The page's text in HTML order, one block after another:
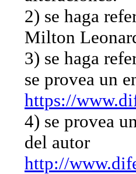
2) se haga
Milton
3) se haga
se provea un
https://
4) se provea
del autor
http://